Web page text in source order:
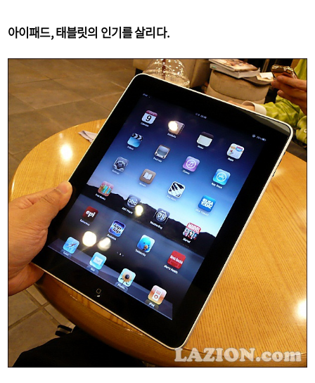
아이패드, 태블릿의 인기를 살리다.